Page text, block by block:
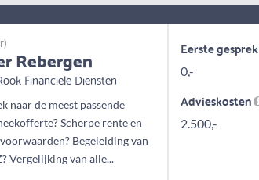
Rebergen
Financiële Diensten
naar de meest passende
Scherpe rente en
Begeleiding van
Vergelijking van alle...
Eerste gesprek
0,-
Advieskosten
2.500,-